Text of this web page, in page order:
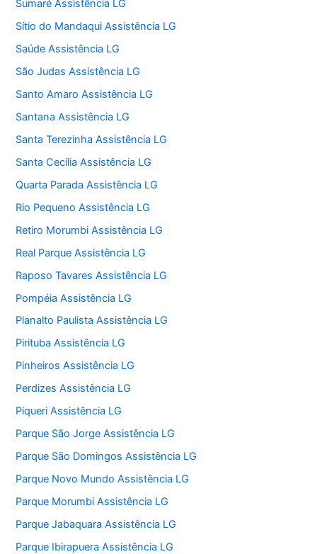
Sumaré Assistência LG
Sítio do Mandaqui Assistência LG
Saúde Assistência LG
São Judas Assistência LG
Santo Amaro Assistência LG
Santana Assistência LG
Santa Terezinha Assistência LG
Santa Cecília Assistência LG
Quarta Parada Assistência LG
Rio Pequeno Assistência LG
Retiro Morumbi Assistência LG
Real Parque Assistência LG
Raposo Tavares Assistência LG
Pompéia Assistência LG
Planalto Paulista Assistência LG
Pirituba Assistência LG
Pinheiros Assistência LG
Perdizes Assistência LG
Piqueri Assistência LG
Parque São Jorge Assistência LG
Parque São Domingos Assistência LG
Parque Novo Mundo Assistência LG
Parque Morumbi Assistência LG
Parque Jabaquara Assistência LG
Parque Ibirapuera Assistência LG